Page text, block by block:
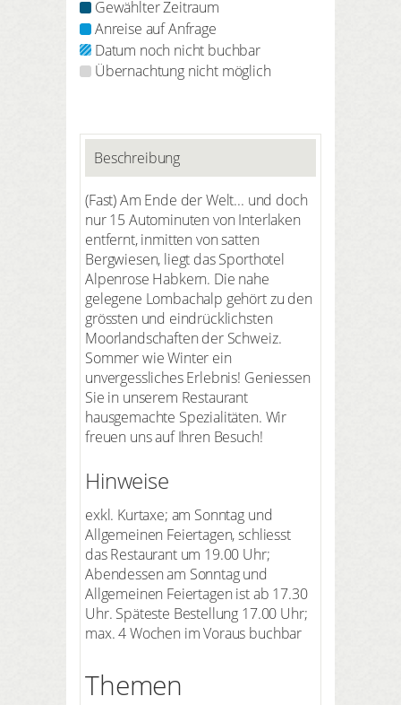
Gewählter Zeitraum
Anreise auf Anfrage
Datum noch nicht buchbar
Übernachtung nicht möglich
Beschreibung
(Fast) Am Ende der Welt... und doch
nur 15 Autominuten von Interlaken
entfernt, inmitten von satten
Bergwiesen, liegt das Sporthotel
Alpenrose Habkern. Die nahe
gelegene Lombachalp gehört zu den
grössten und eindrücklichsten
Moorlandschaften der Schweiz.
Sommer wie Winter ein
unvergessliches Erlebnis! Geniessen
Sie in unserem Restaurant
hausgemachte Spezialitäten. Wir
freuen uns auf Ihren Besuch!
Hinweise
exkl. Kurtaxe; am Sonntag und
Allgemeinen Feiertagen, schliesst
das Restaurant um 19.00 Uhr;
Abendessen am Sonntag und
Allgemeinen Feiertagen ist ab 17.30
Uhr. Späteste Bestellung 17.00 Uhr;
max. 4 Wochen im Voraus buchbar
Themen